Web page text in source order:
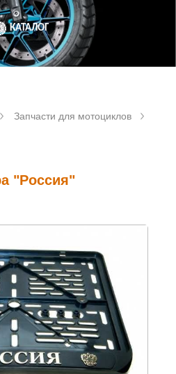
КАТАЛОГ
Запчасти для мотоциклов
"Россия"